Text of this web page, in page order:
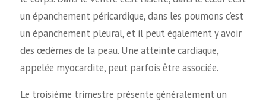
un épanchement péricardique, dans les poumons c’est
un épanchement pleural, et il peut également y avoir
des œdèmes de la peau. Une atteinte cardiaque,
appelée myocardite, peut parfois être associée.
Le troisième trimestre présente généralement un